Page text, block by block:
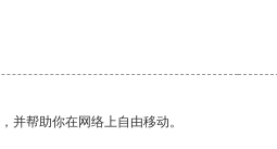
并帮助你在网络上自由移动。